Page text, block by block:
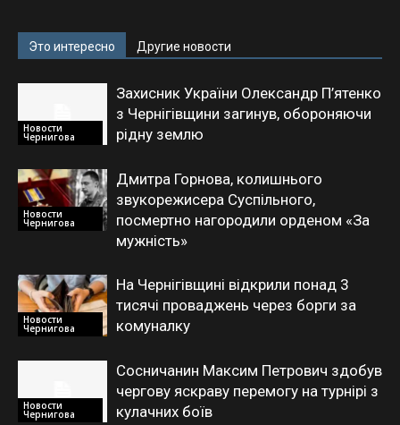
Это интересно Другие новости
Новости
Чернигова
Захисник України Олександр П’ятенко
з Чернігівщини загинув, обороняючи
рідну землю
Новости
Чернигова
Дмитра Горнова, колишнього
звукорежисера Суспільного,
посмертно нагородили орденом «За
мужність»
Новости
Чернигова
На Чернігівщині відкрили понад 3
тисячі проваджень через борги за
комуналку
Новости
Чернигова
Сосничанин Максим Петрович здобув
чергову яскраву перемогу на турнірі з
кулачних боїв